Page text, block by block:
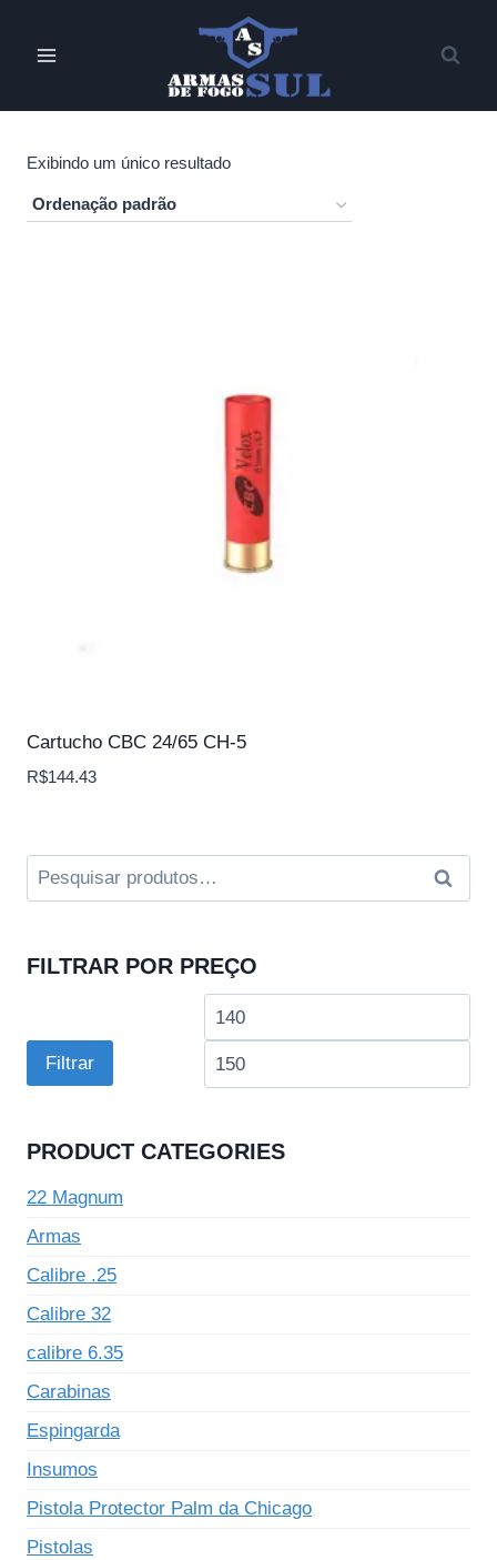
Exibindo um único resultado
Cartucho CBC 24/65 CH-5
R$144.43
Pesquisar
por:
FILTRAR POR PREÇO
Preço
Filtrar
PRODUCT CATEGORIES
22 Magnum
Armas
Calibre .25
Calibre 32
calibre 6.35
Carabinas
Espingarda
Insumos
Pistola Protector Palm da Chicago
Pistolas